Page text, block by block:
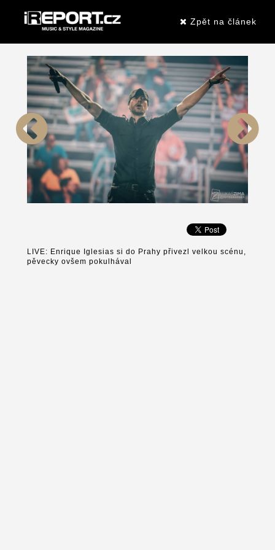
Zpět na článek
LIVE: Enrique Iglesias si do Prahy přivezl velkou scénu,
pěvecky ovšem pokulhával